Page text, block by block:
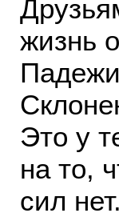
жизнь
Это у
на то,
сил нет.